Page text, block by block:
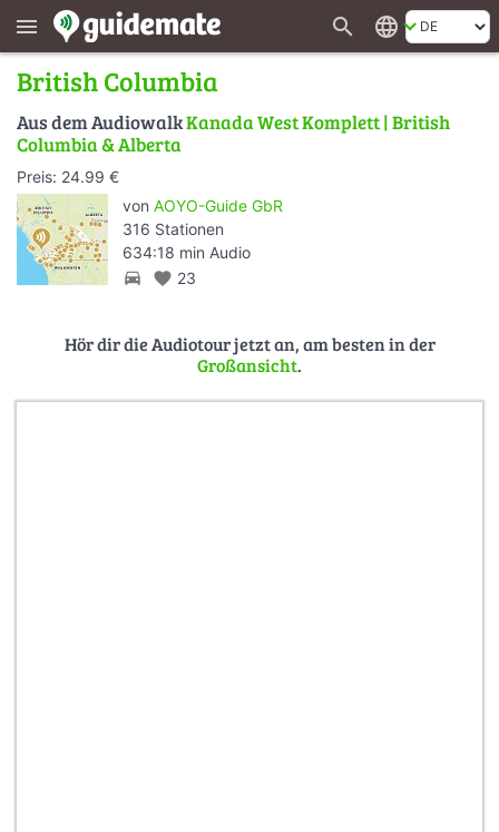
menu search language
British Columbia
Aus dem AudiowalkKanada West Komplett | British
Columbia & Alberta
Preis: 24.99 €
von AOYO-Guide GbR
316 Stationen
634:18 min Audio
directions_car favorite 23
Hör dir die Audiotour jetzt an, am besten in der
Großansicht.